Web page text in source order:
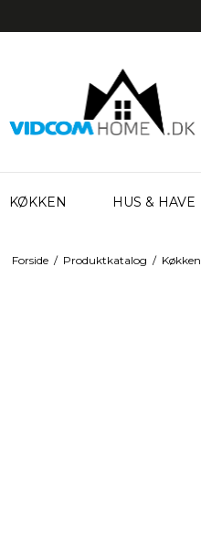
KØKKEN HUS & HAVE
Forside / Produktkatalog / Køkken